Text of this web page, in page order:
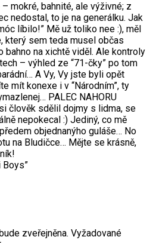
mokré, bahnité, ale výživné; z
nedostal, to je na generálku. Jak
líbilo!” Mě už toliko nee :), měl
který sem teda musel občas
bahno na xichtě viděl. Ale kontroly
– výhled ze “71-čky” po tom
A Vy, Vy jste byli opět
mít konexe i v “Národním”, ty
PALEC NAHORU
člověk sdělil dojmy s lidma, se
nepokecal :) Jediný, co mě
objednanýho guláše… No
na Bludičce… Mějte se krásně,
Boys”
zveřejněna. Vyžadované